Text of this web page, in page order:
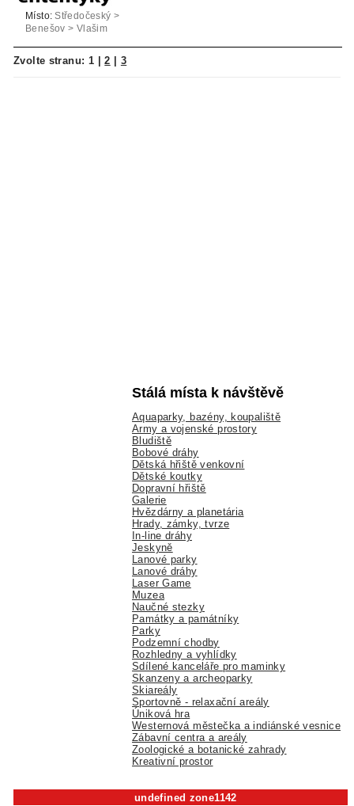
Místo: Středočeský >
Benešov > Vlašim
Zvolte stranu: 1 |2 3
Stálá místa k návštěvě
Aquaparky, bazény, koupaliště
Army a vojenské prostory
Bludiště
Bobové dráhy
Dětská hřiště venkovní
Dětské koutky
Dopravní hřiště
Galerie
Hvězdárny a planetária
Hrady, zámky, tvrze
In-line dráhy
Jeskyně
Lanové parky
Lanové dráhy
Laser Game
Muzea
Naučné stezky
Památky a památníky
Parky
Podzemní chodby
Rozhledny a vyhlídky
Sdílené kanceláře pro maminky
Skanzeny a archeoparky
Skiareály
Sportovně - relaxační areály
Úniková hra
Westernová městečka a indiánské vesnice
Zábavní centra a areály
Zoologické a botanické zahrady
Kreativní prostor
undefined zone1142